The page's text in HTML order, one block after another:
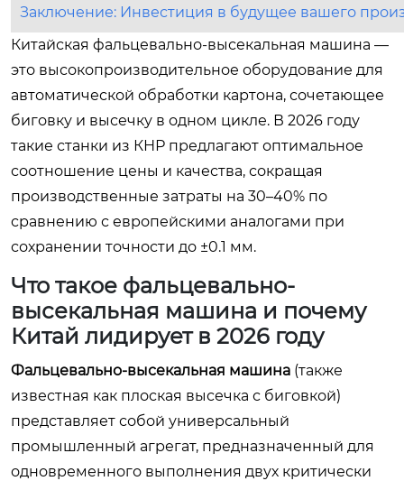
Заключение: Инвестиция в будущее вашего
Китайская фальцевально-высекальная машина —
это высокопроизводительное оборудование для
автоматической обработки картона, сочетающее
биговку и высечку в одном цикле. В 2026 году
такие станки из КНР предлагают оптимальное
соотношение цены и качества, сокращая
производственные затраты на 30–40% по
сравнению с европейскими аналогами при
сохранении точности до ±0.1 мм.
Что такое фальцевально-
высекальная машина и почему
Китай лидирует в 2026 году
Фальцевально-высекальная машина (также
известная как плоская высечка с биговкой)
представляет собой универсальный
промышленный агрегат, предназначенный для
одновременного выполнения двух критически